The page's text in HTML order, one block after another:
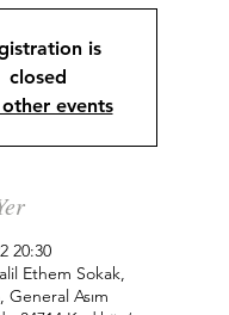
is
closed
other events
20:30
Ethem Sokak,
General Asım